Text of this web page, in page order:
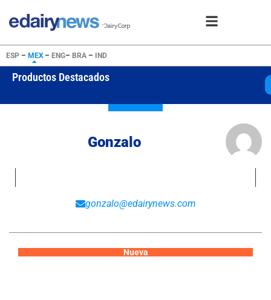
ESP – MEX– ENG– BRA – IND
Productos Destacados
SMPUSD 3450
Gonzalo
gonzalo@edairynews.com
Nueva